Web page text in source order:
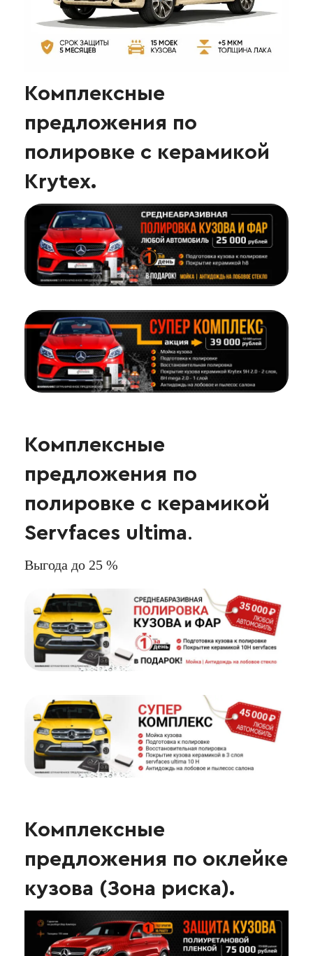
Комплексные
предложения по
полировке с керамикой
Krytex.
Комплексные
предложения по
полировке с керамикой
Servfaces ultima.
Выгода до 25 %
Комплексные
предложения по оклейке
кузова (Зона риска).